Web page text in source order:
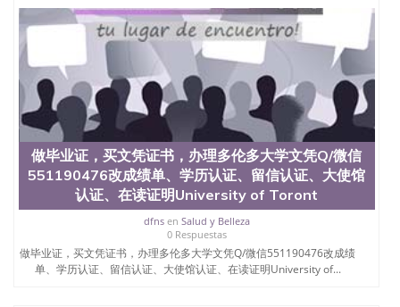
University）圣何塞州立大学成绩单（ San Jose State
University）圣何塞州立大学成绩单（San Jose State
University）成绩单圣何塞州立大学文凭（San Jose
State University）圣何塞州立大学（San Jose State
University）圣何塞州立大学（San Jose State
University）圣何塞州立大学（ San Jose State
University）圣何塞州立大学（San Jose State
University）圣何塞州立大学文凭（San Jose State
University）圣何塞州立大学文凭（San Jose State
University）文凭圣何塞州立大学文凭（San Jose
State University）圣何塞州立大学学历（ San Jose
State University）圣何塞州立大学学历（San Jose
State University）圣何塞州立大学学历（San Jose
State University）圣 塞州立大学学历（San Jose
State University）圣何塞州立大学（San Jose State
University）圣何塞州立大学（San Jose State
做毕业证，买文凭证书，办理多伦多大学文凭Q/微信
551190476改成绩单、学历认证、留信认证、大使馆
认证、在读证明University of Toront
dfnsen Salud y Belleza
0 Respuestas
做毕业证，买文凭证书，办理多伦多大学文凭Q/微信551190476改成绩
单、学历认证、留信认证、大使馆认证、在读证明University of...